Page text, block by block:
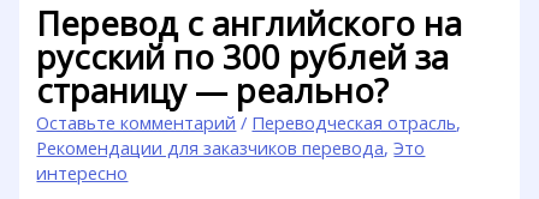
Перевод с английского на
русский по 300 рублей за
страницу — реально?
Оставьте комментарий / Переводческая отрасль,
Рекомендации для заказчиков перевода,Это
интересно